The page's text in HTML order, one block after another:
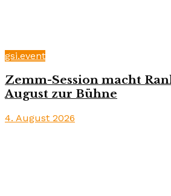
gsi.event
Zemm-Session macht
August zur Bühne
4. August 2026